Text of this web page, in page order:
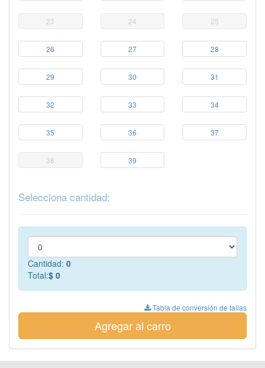
23 24 25
26 27 28
29 30 31
32 33 34
35 36 37
38 39
Selecciona cantidad:
Cantidad: 0
Total:$ 0
Tabla de conversión de tallas
Agregar al carro